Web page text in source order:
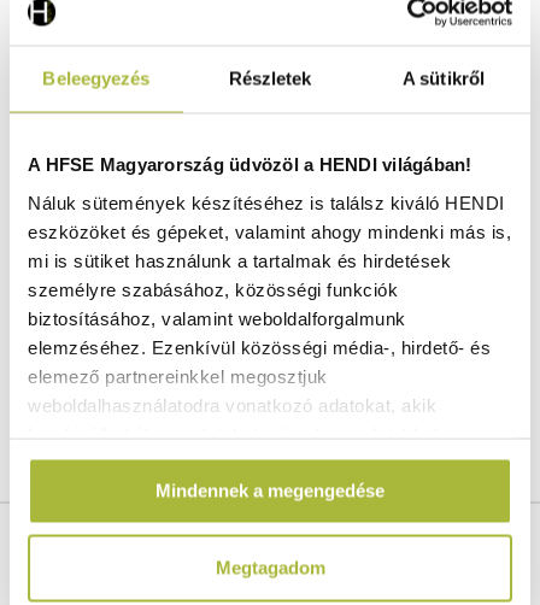
Beleegyezés Részletek A sütikről
A HFSE Magyarország üdvözöl a HENDI világában!
Náluk sütemények készítéséhez is találsz kiváló HENDI
eszközöket és gépeket, valamint ahogy mindenki más is,
mi is sütiket használunk a tartalmak és hirdetések
személyre szabásához, közösségi funkciók
biztosításához, valamint weboldalforgalmunk
elemzéséhez. Ezenkívül közösségi média-, hirdető- és
elemező partnereinkkel megosztjuk
weboldalhasználatodra vonatkozó adatokat, akik
amelyeket Te adtál meg számukra vagy az általad
használt más szolgáltatásokból gyűjtöttek.
Mindennek a megengedése
Megtagadom
Polipropilénből készült.
Színes klipszeket tartalmaz (zöld, sárga, kék és
Egymásra rakható.
Az anyagba ágyazott címke a tárolási folyamat
nyomon követésére.
Mosható címkék.
Biztonságos, szivárgásmentes tömítés.
A címkék kitöltésére szolgáló markereket külön
kell megrendelni.
Hőmérsékleti ellenállás: -40º to +100ºC között.
Cikkszám:873151